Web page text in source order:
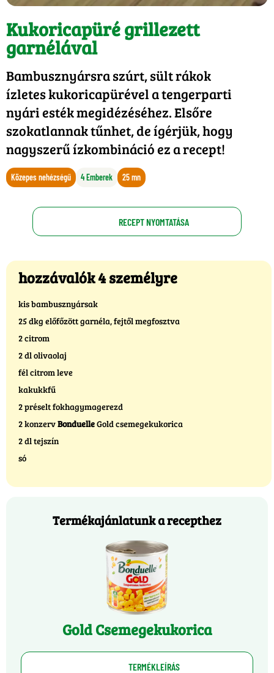
Kukoricapüré grillezett
garnélával
Bambusznyársra szúrt, sült rákok
ízletes kukoricapürével a tengerparti
nyári esték megidézéséhez. Elsőre
szokatlannak tűnhet, de ígérjük, hogy
nagyszerű ízkombináció ez a recept!
Közepes nehézségű 4 Emberek 25 mn
RECEPT NYOMTATÁSA
hozzávalók 4 személyre
kis bambusznyársak
25 dkg előfőzött garnéla, fejtől megfosztva
2 citrom
2 dl olivaolaj
fél citrom leve
kakukkfű
2 préselt fokhagymagerezd
2 konzervBonduelleGold csemegekukorica
2 dl tejszín
só
Termékajánlatunk a recepthez
Gold Csemegekukorica
TERMÉKLEÍRÁS